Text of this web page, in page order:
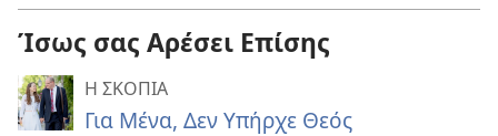
Ίσως σας Αρέσει Επίσης
Η ΣΚΟΠΙΑ
Για Μένα, Δεν Υπήρχε Θεός